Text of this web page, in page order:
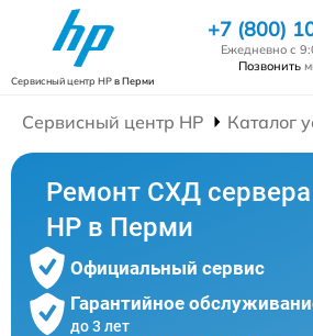
Сервисный центр HPв Перми
+7 (800)
Ежедневно с
Позвонить
Сервисный центр HP Каталог
Ремонт СХД сервера
HP в Перми
Официальный сервис
Гарантийное
до 3 лет